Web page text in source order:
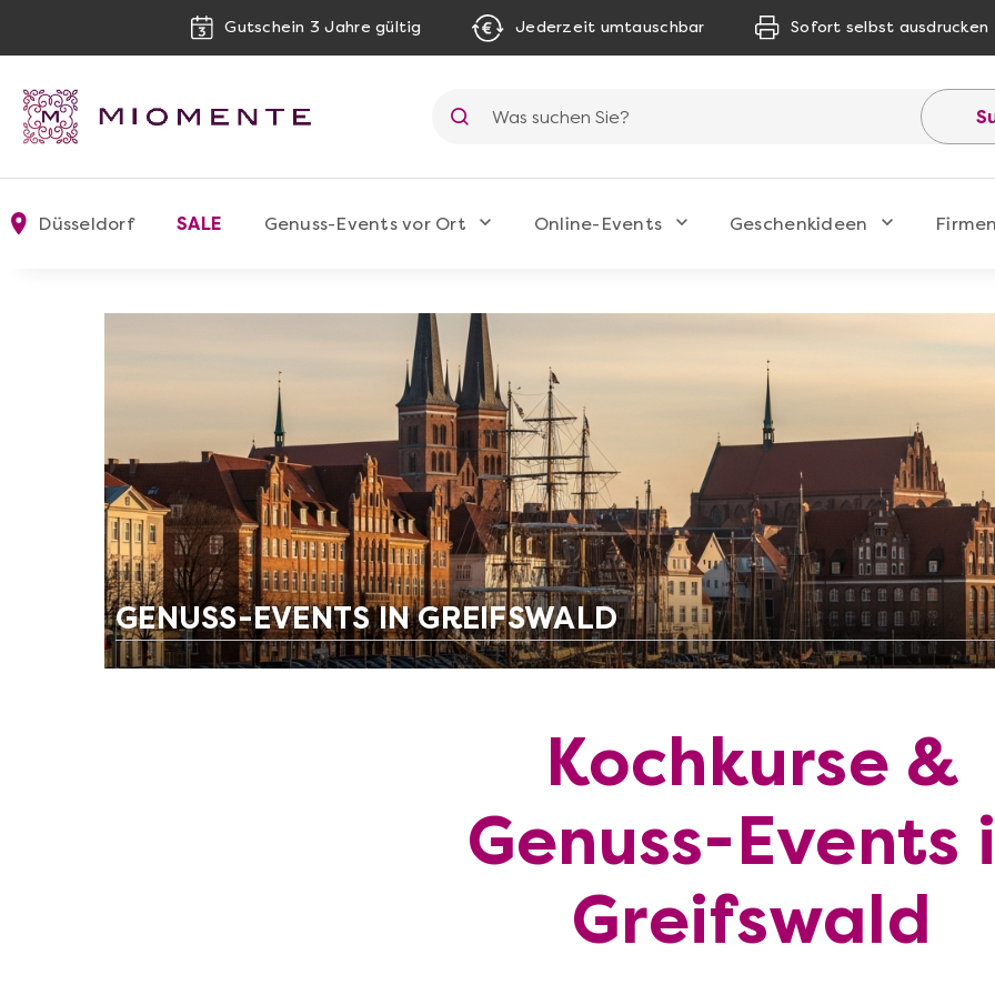
Gutschein 3 Jahre gültig Jederzeit umtauschbar Sofort selbst ausdrucken
Düsseldorf SALE Genuss-Events vor Ort Online-Events Geschenkideen
GENUSS-EVENTS IN GREIFSWALD
Kochkurse &
Genuss-Events
Greifswald